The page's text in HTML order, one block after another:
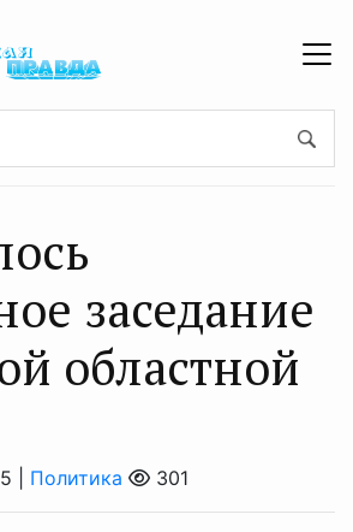
заседание
областной
| Политика 301